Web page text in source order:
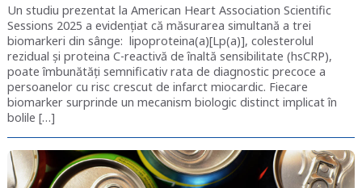
Un studiu prezentat la American Heart Association Scientific
Sessions 2025 a evidențiat că măsurarea simultană a trei
biomarkeri din sânge: lipoproteina(a)[Lp(a)], colesterolul
rezidual și proteina C-reactivă de înaltă sensibilitate (hsCRP),
poate îmbunătăți semnificativ rata de diagnostic precoce a
persoanelor cu risc crescut de infarct miocardic. Fiecare
biomarker surprinde un mecanism biologic distinct implicat în
bolile […]